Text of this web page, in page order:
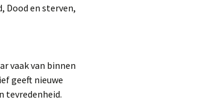
Dood en sterven,
vaak van binnen
geeft nieuwe
tevredenheid.